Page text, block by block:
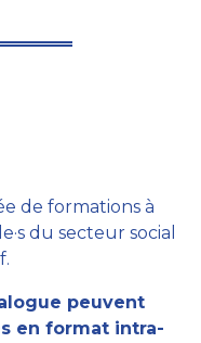
de formations à
du secteur social
peuvent
en format intra-